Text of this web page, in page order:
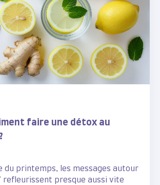
faire une détox au
du printemps, les messages autour
refleurissent presque aussi vite